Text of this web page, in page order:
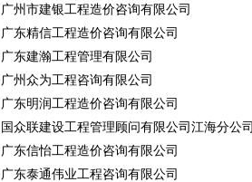
广州市建银工程造价咨询有限公司
广东精信工程造价咨询有限公司
广东建瀚工程管理有限公司
广州众为工程咨询有限公司
广东明润工程造价咨询有限公司
国众联建设工程管理顾问有限公司江海分公司
广东信怡工程造价咨询有限公司
广东泰通伟业工程咨询有限公司